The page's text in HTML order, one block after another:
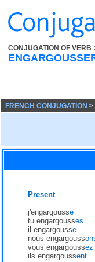
CONJUGATION OF VERB :
FRENCH CONJUGATION >
Present
j'engargousse
tu engargousses
il engargousse
nous engargouss
vous engargoussez
ils engargoussent